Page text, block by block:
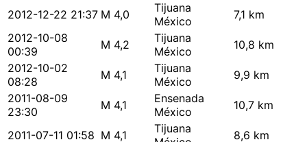
2012-12-22 21:37 M 4,0
Tijuana
México
7,1 km
2012-10-08
00:39
M 4,2
Tijuana
México
10,8 km
2012-10-02
08:28
M 4,1
Tijuana
México
9,9 km
2011-08-09
23:30
M 4,1
Ensenada
México
10,7 km
2011-07-11 01:58 M 4,1
Tijuana
8,6 km